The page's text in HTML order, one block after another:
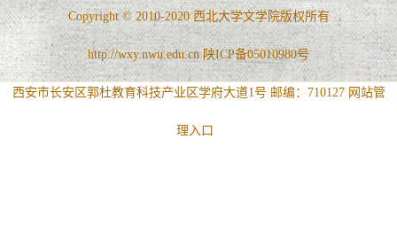
Copyright © 2010-2020 西北大学文学院版权所有
http://wxy.nwu.edu.cn 陕ICP备05010980号
西安市长安区郭杜教育科技产业区学府大道1号 邮编：710127 网站管
理入口